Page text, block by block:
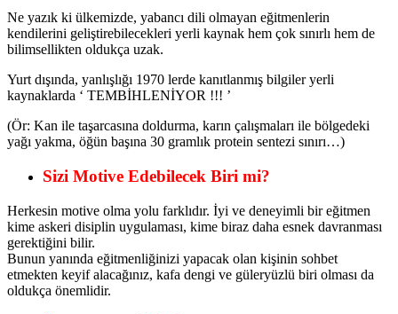
Ne yazık ki ülkemizde, yabancı dili olmayan eğitmenlerin
kendilerini geliştirebilecekleri yerli kaynak hem çok sınırlı hem de
bilimsellikten oldukça uzak.
Yurt dışında, yanlışlığı 1970 lerde kanıtlanmış bilgiler yerli
kaynaklarda ‘ TEMBİHLENİYOR !!! ’
(Ör: Kan ile taşarcasına doldurma, karın çalışmaları ile bölgedeki
yağı yakma, öğün başına 30 gramlık protein sentezi sınırı…)
Sizi Motive Edebilecek Biri mi?
Herkesin motive olma yolu farklıdır. İyi ve deneyimli bir eğitmen
kime askeri disiplin uygulaması, kime biraz daha esnek davranması
gerektiğini bilir.
Bunun yanında eğitmenliğinizi yapacak olan kişinin sohbet
etmekten keyif alacağınız, kafa dengi ve güleryüzlü biri olması da
oldukça önemlidir.